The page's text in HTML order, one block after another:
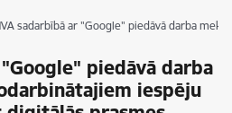
sadarbībā ar "Google" piedāvā darba
piedāvā darba
iespēju